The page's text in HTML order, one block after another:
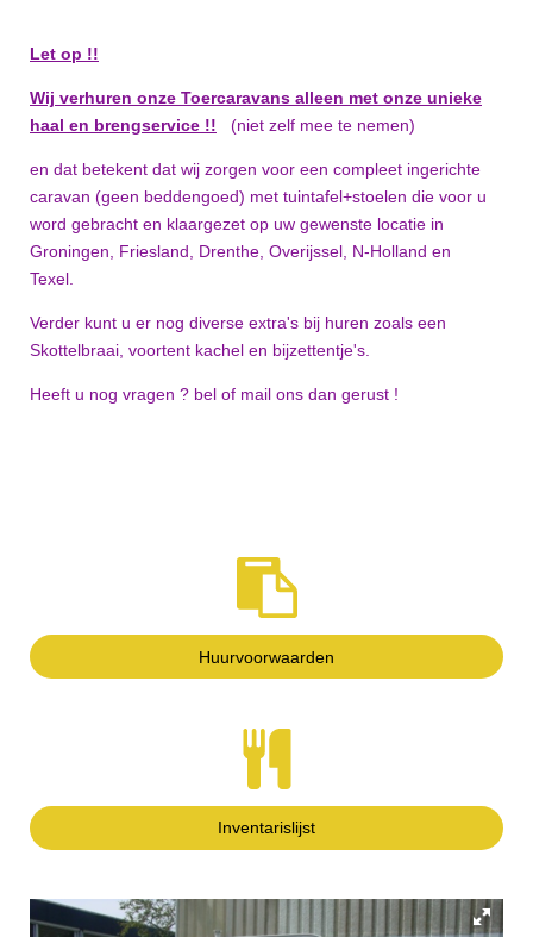
Let op !!
Wij verhuren onze Toercaravans alleen met onze unieke
haal en brengservice !! (niet zelf mee te nemen)
en dat betekent dat wij zorgen voor een compleet ingerichte
caravan (geen beddengoed) met tuintafel+stoelen die voor u
word gebracht en klaargezet op uw gewenste locatie in
Groningen, Friesland, Drenthe, Overijssel, N-Holland en
Texel.
Verder kunt u er nog diverse extra's bij huren zoals een
Skottelbraai, voortent kachel en bijzettentje's.
Heeft u nog vragen ? bel of mail ons dan gerust !
Huurvoorwaarden
Inventarislijst